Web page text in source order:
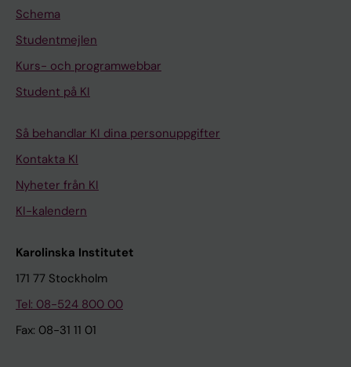
Schema
Studentmejlen
Kurs- och programwebbar
Student på KI
Så behandlar KI dina personuppgifter
Kontakta KI
Nyheter från KI
KI-kalendern
Karolinska Institutet
171 77 Stockholm
Tel: 08-524 800 00
Fax: 08-31 11 01